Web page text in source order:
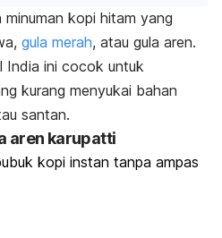
kopi hitam yang
gula merah, atau gula aren.
India ini cocok untuk
kurang menyukai bahan
santan.
aren karupatti
kopi instan tanpa ampas